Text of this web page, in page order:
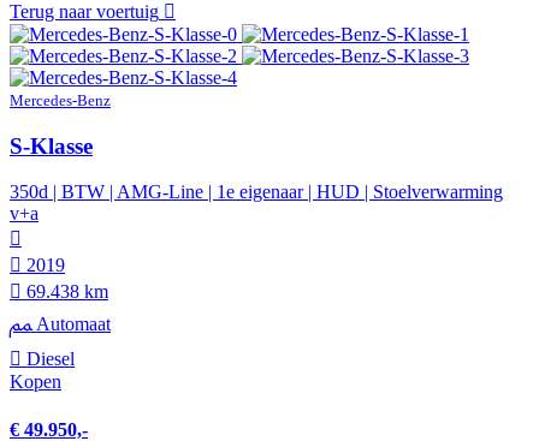
Terug naar voertuig
Mercedes-Benz
S-Klasse
350d | BTW | AMG-Line | 1e eigenaar | HUD | Stoelverwarming
v+a
2019
69.438 km
Automaat
Diesel
Kopen
€ 49.950,-